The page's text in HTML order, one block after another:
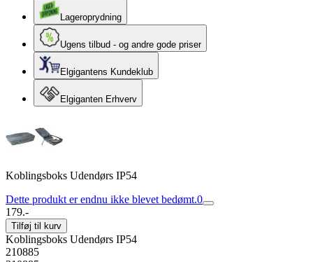
Lageroprydning
Ugens tilbud - og andre gode priser
Elgigantens Kundeklub
Elgiganten Erhverv
Koblingsboks Udendørs IP54
Dette produkt er endnu ikke blevet bedømt.0
179.-
Tilføj til kurv
Koblingsboks Udendørs IP54
210885